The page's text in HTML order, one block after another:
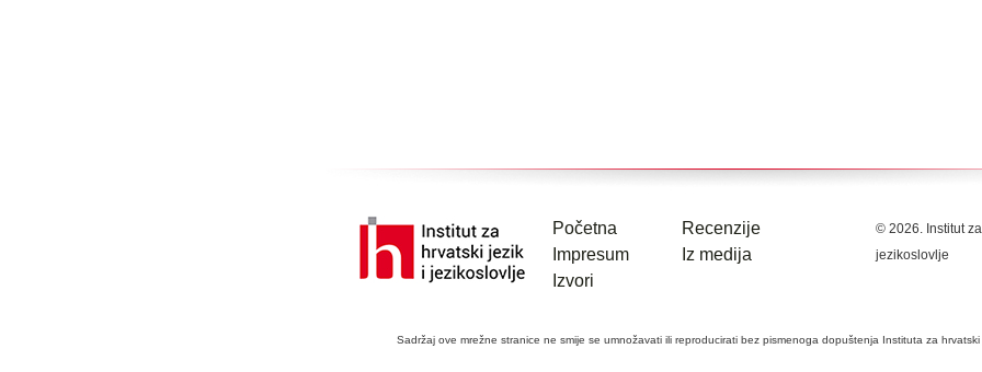
Početna
Impresum
Izvori
Recenzije
Iz medija
© 2026. Institut
jezikoslovlje
Sadržaj ove mrežne stranice ne smije se umnožavati ili reproducirati bez pismenoga dopuštenja Instituta za hrvatski